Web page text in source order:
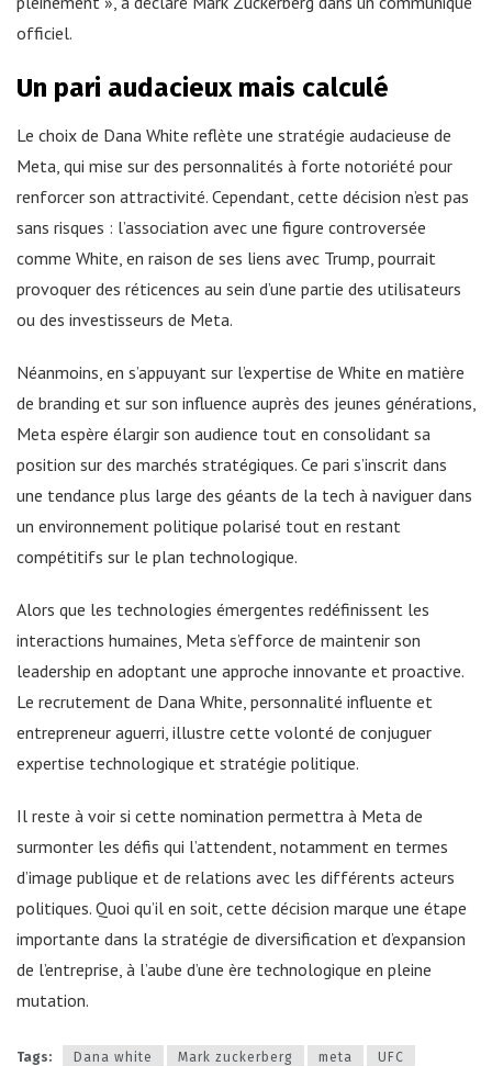
officiel.
Un pari audacieux mais calculé
Le choix de Dana White reflète une stratégie audacieuse de
Meta, qui mise sur des personnalités à forte notoriété pour
renforcer son attractivité. Cependant, cette décision n’est pas
sans risques : l’association avec une figure controversée
comme White, en raison de ses liens avec Trump, pourrait
provoquer des réticences au sein d’une partie des utilisateurs
ou des investisseurs de Meta.
Néanmoins, en s’appuyant sur l’expertise de White en matière
de branding et sur son influence auprès des jeunes générations,
Meta espère élargir son audience tout en consolidant sa
position sur des marchés stratégiques. Ce pari s’inscrit dans
une tendance plus large des géants de la tech à naviguer dans
un environnement politique polarisé tout en restant
compétitifs sur le plan technologique.
Alors que les technologies émergentes redéfinissent les
interactions humaines, Meta s’efforce de maintenir son
leadership en adoptant une approche innovante et proactive.
Le recrutement de Dana White, personnalité influente et
entrepreneur aguerri, illustre cette volonté de conjuguer
expertise technologique et stratégie politique.
Il reste à voir si cette nomination permettra à Meta de
surmonter les défis qui l’attendent, notamment en termes
d’image publique et de relations avec les différents acteurs
politiques. Quoi qu’il en soit, cette décision marque une étape
importante dans la stratégie de diversification et d’expansion
de l’entreprise, à l’aube d’une ère technologique en pleine
mutation.
Tags: Dana white Mark zuckerberg meta UFC